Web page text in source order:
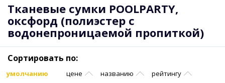
Тканевые сумки POOLPARTY,
оксфорд (полиэстер с
водонепроницаемой пропиткой)
Сортировать по:
умолчанию цене названию рейтингу